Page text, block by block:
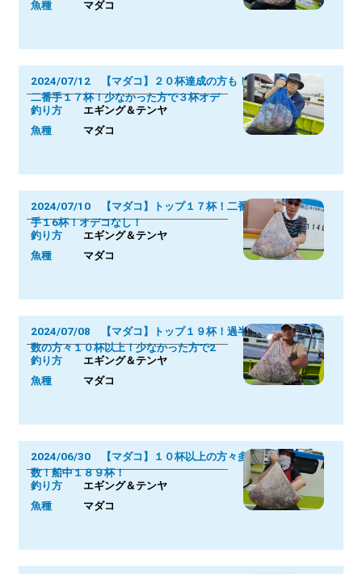
魚種 マダコ
2024/07/12 【マダコ】２０杯達成の方も！
二番手１７杯！少なかった方で３杯オデ
釣り方 エギング＆テンヤ
魚種 マダコ
2024/07/10 【マダコ】トップ１７杯！二番
手１6杯！オデコなし！
釣り方 エギング＆テンヤ
魚種 マダコ
2024/07/08 【マダコ】トップ１９杯！過半
数の方々１０杯以上！少なかった方で2
釣り方 エギング＆テンヤ
魚種 マダコ
2024/06/30 【マダコ】１０杯以上の方々多
数！船中１８９杯！
釣り方 エギング＆テンヤ
魚種 マダコ